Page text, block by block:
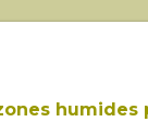
humides